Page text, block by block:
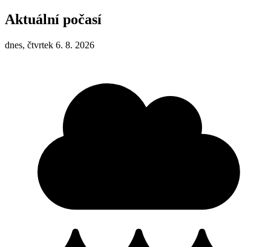
Aktuální počasí
dnes, čtvrtek 6. 8. 2026